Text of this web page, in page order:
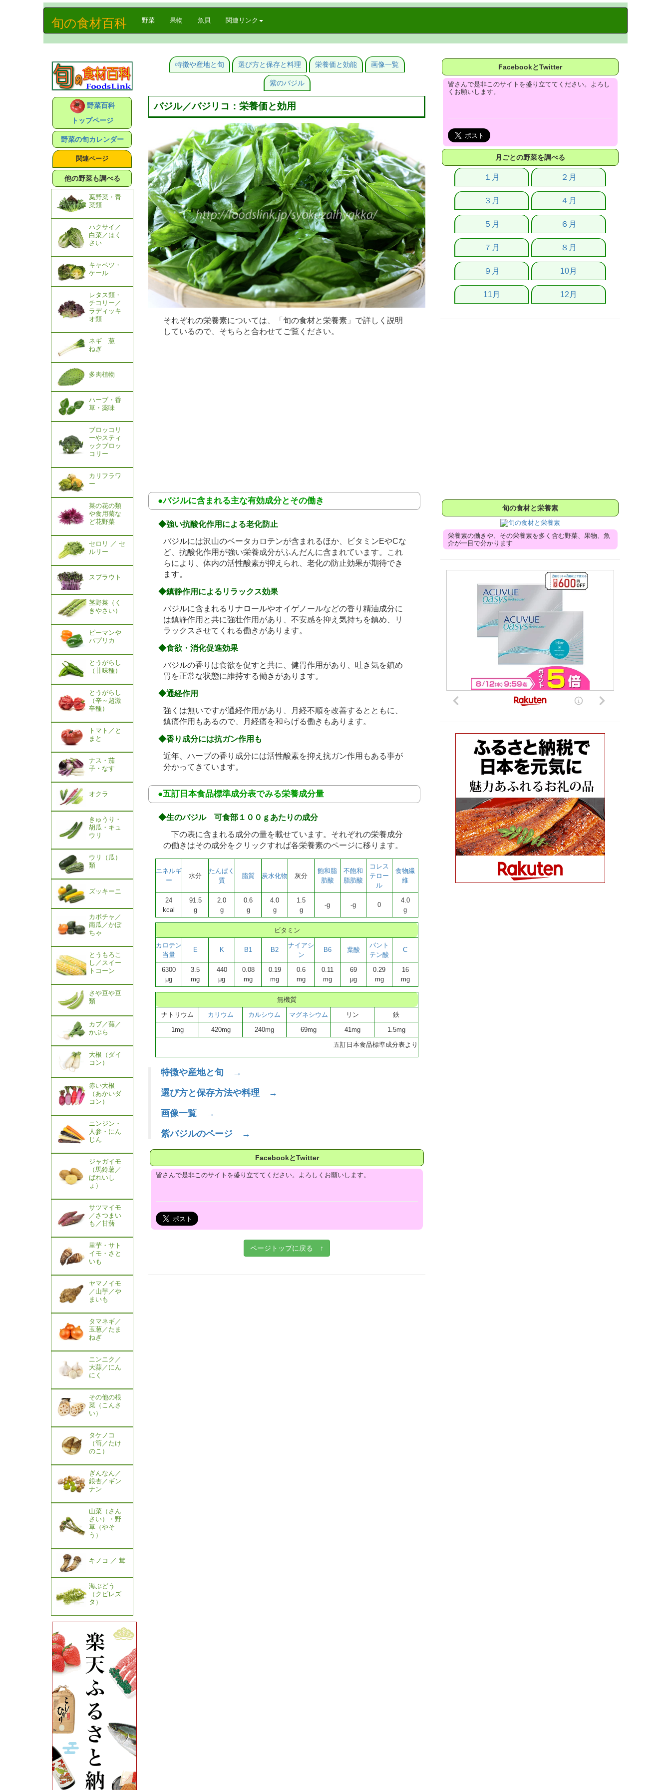
旬の食材百科 野菜(current)
果物 魚貝 関連リンク
特徴や産地と旬 選び方と保存と料理 栄養価と効能 画像一覧
紫のバジル
バジル／バジリコ：栄養価と効用
それぞれの栄養素については、「旬の食材と栄養素」で詳しく説明
しているので、そちらと合わせてご覧ください。
●バジルに含まれる主な有効成分とその働き
◆強い抗酸化作用による老化防止
バジルには沢山のベータカロテンが含まれるほか、ビタミンEやCな
ど、抗酸化作用が強い栄養成分がふんだんに含まれています。これ
らにより、体内の活性酸素が抑えられ、老化の防止効果が期待でき
ます。
◆鎮静作用によるリラックス効果
バジルに含まれるリナロールやオイゲノールなどの香り精油成分に
は鎮静作用と共に強壮作用があり、不安感を抑え気持ちを鎮め、リ
ラックスさせてくれる働きがあります。
◆食欲・消化促進効果
バジルの香りは食欲を促すと共に、健胃作用があり、吐き気を鎮め
胃を正常な状態に維持する働きがあります。
◆通経作用
強くは無いですが通経作用があり、月経不順を改善するとともに、
鎮痛作用もあるので、月経痛を和らげる働きもあります。
◆香り成分には抗ガン作用も
近年、ハーブの香り成分には活性酸素を抑え抗ガン作用もある事が
分かってきています。
●五訂日本食品標準成分表でみる栄養成分量
◆生のバジル 可食部１００ｇあたりの成分
下の表に含まれる成分の量を載せています。それぞれの栄養成分
の働きはその成分をクリックすれば各栄養素のページに移ります。
エネルギ
ー
水分
たんぱく
質
脂質 炭水化物 灰分
飽和脂
肪酸
不飽和
脂肪酸
コレス
テロー
ル
食物繊
維
24
kcal
91.5
g
2.0
g
0.6
g
4.0
g
1.5
g
-g -g 0
4.0
g
ビタミン
カロテン
当量
E K B1 B2
ナイアシ
ン
B6 葉酸
パント
テン酸
C
6300
μg
3.5
mg
440
μg
0.08
mg
0.19
mg
0.6
mg
0.11
mg
69
μg
0.29
mg
16
mg
無機質
ナトリウム
カリウム カルシウム マグネシウム リン
鉄
1mg
420mg 240mg 69mg 41mg
1.5mg
五訂日本食品標準成分表より
特徴や産地と旬 →
選び方と保存方法や料理 →
画像一覧 →
紫バジルのページ →
FacebookとTwitter
皆さんで是非このサイトを盛り立ててください。よろしくお願いします。
ページトップに戻る ↑
野菜百科
トップページ
野菜の旬カレンダー
関連ページ
他の野菜も調べる
葉野菜・青
菜類
ハクサイ／
白菜／はく
さい
キャベツ・
ケール
レタス類・
チコリー／
ラディッキ
オ類
ネギ 葱
ねぎ
多肉植物
ハーブ・香
草・薬味
ブロッコリ
ーやスティ
ックブロッ
コリー
カリフラワ
ー
菜の花の類
や食用菊な
ど花野菜
セロリ ／ セ
ルリー
スプラウト
茎野菜（く
きやさい）
ピーマンや
パプリカ
とうがらし
（甘味種）
とうがらし
（辛～超激
辛種）
トマト／と
まと
ナス・茄
子・なす
オクラ
きゅうり・
胡瓜・キュ
ウリ
ウリ（瓜）
類
ズッキーニ
カボチャ／
南瓜／かぼ
ちゃ
とうもろこ
し／スイー
トコーン
さや豆や豆
類
カブ／蕪／
かぶら
大根（ダイ
コン）
赤い大根
（あかいダ
コン）
ニンジン・
人参・にん
じん
ジャガイモ
（馬鈴薯／
ばれいし
ょ）
サツマイモ
／さつまい
も／甘藷
里芋・サト
イモ・さと
いも
ヤマノイモ
／山芋／や
まいも
タマネギ／
玉葱／たま
ねぎ
ニンニク／
大蒜／にん
にく
その他の根
菜（こんさ
い）
タケノコ
（筍／たけ
のこ）
ぎんなん／
銀杏／ギン
ナン
山菜（さん
さい）・野
草（やそ
う）
キノコ ／ 茸
海ぶどう
（クビレズ
タ）
FacebookとTwitter
皆さんで是非このサイトを盛り立ててください。よろし
くお願いします。
月ごとの野菜を調べる
１月 ２月
３月 ４月
５月 ６月
７月 ８月
９月 10月
11月 12月
旬の食材と栄養素
栄養素の働きや、その栄養素を多く含む野菜、果物、魚
介が一目で分かります